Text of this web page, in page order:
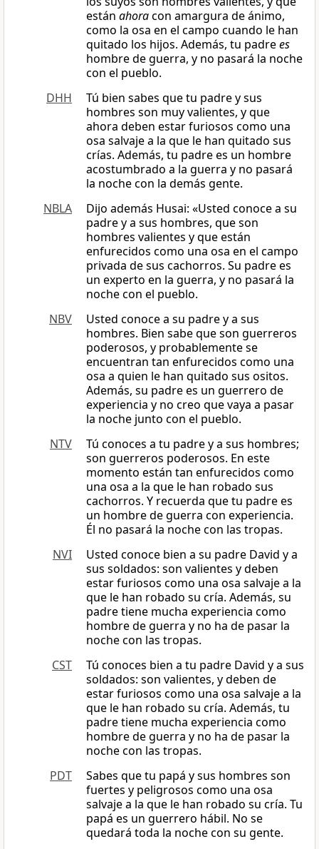
están ahoracon amargura de ánimo,
como la osa en el campo cuando le han
quitado los hijos. Además, tu padrees
hombre de guerra, y no pasará la noche
con el pueblo.
DHH
Tú bien sabes que tu padre y sus
hombres son muy valientes, y que
ahora deben estar furiosos como una
osa salvaje a la que le han quitado sus
crías. Además, tu padre es un hombre
acostumbrado a la guerra y no pasará
la noche con la demás gente.
NBLA
Dijo además Husai: «Usted conoce a su
padre y a sus hombres, que son
hombres valientes y que están
enfurecidos como una osa en el campo
privada de sus cachorros. Su padre es
un experto en la guerra, y no pasará la
noche con el pueblo.
NBV
Usted conoce a su padre y a sus
hombres. Bien sabe que son guerreros
poderosos, y probablemente se
encuentran tan enfurecidos como una
osa a quien le han quitado sus ositos.
Además, su padre es un guerrero de
experiencia y no creo que vaya a pasar
la noche junto con el pueblo.
NTV
Tú conoces a tu padre y a sus hombres;
son guerreros poderosos. En este
momento están tan enfurecidos como
una osa a la que le han robado sus
cachorros. Y recuerda que tu padre es
un hombre de guerra con experiencia.
Él no pasará la noche con las tropas.
NVI
Usted conoce bien a su padre David y a
sus soldados: son valientes y deben
estar furiosos como una osa salvaje a la
que le han robado su cría. Además, su
padre tiene mucha experiencia como
hombre de guerra y no ha de pasar la
noche con las tropas.
CST
Tú conoces bien a tu padre David y a sus
soldados: son valientes, y deben de
estar furiosos como una osa salvaje a la
que le han robado su cría. Además, tu
padre tiene mucha experiencia como
hombre de guerra y no ha de pasar la
noche con las tropas.
PDT
Sabes que tu papá y sus hombres son
fuertes y peligrosos como una osa
salvaje a la que le han robado su cría. Tu
papá es un guerrero hábil. No se
quedará toda la noche con su gente.